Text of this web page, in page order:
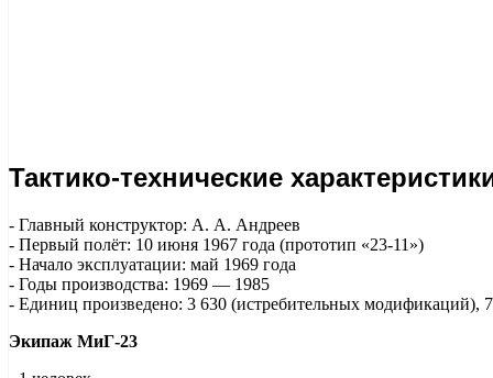
Тактико-технические
- Главный конструктор: А. А. Андреев
- Первый полёт: 10 июня 1967 года (прототип «23-11»)
- Начало эксплуатации: май 1969 года
- Годы производства: 1969 — 1985
- Единиц произведено: 3 630 (истребительных
Экипаж МиГ-23